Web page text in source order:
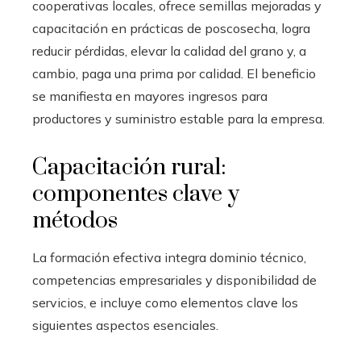
cooperativas locales, ofrece semillas mejoradas y
capacitación en prácticas de poscosecha, logra
reducir pérdidas, elevar la calidad del grano y, a
cambio, paga una prima por calidad. El beneficio
se manifiesta en mayores ingresos para
productores y suministro estable para la empresa.
Capacitación rural:
componentes clave y
métodos
La formación efectiva integra dominio técnico,
competencias empresariales y disponibilidad de
servicios, e incluye como elementos clave los
siguientes aspectos esenciales.